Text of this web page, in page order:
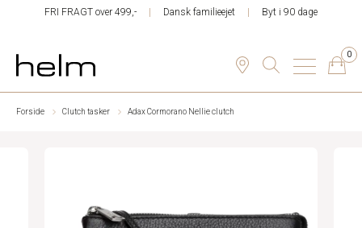
FRI FRAGT over 499,- Dansk familieejet Byt i 90 dage
0
Forside Clutch tasker Adax Cormorano Nellie clutch